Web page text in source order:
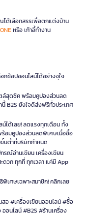
ด้เลือกสรรเพื่อตกแต่งบ้าน
ONEหรือ เก้าอี้ทำงาน
กช้อปออนไลน์ได้อย่างจุใจ
ตล์สุดชิค พร้อมคูปองส่วนลด
B2S ยังใจดีส่งฟรีทั่วประเทศ
ได้เลย! ลดแรงทุกเดือน ทั้ง
ร้อมคูปองส่วนลดพิเศษเมื่อซื้อ
ขั้นต่ำที่บริษัทกำหนด
รณ์อ่านเขียน เครื่องเขียน
ดวก ทุกที่ ทุกเวลา แค่มี App
พิเศษเฉพาะสมาชิก! คลิกเลย
อ #เครื่องเขียนออนไลน์ #ซื้อ
อนไลน์ #B2S #ร้านเครื่อง